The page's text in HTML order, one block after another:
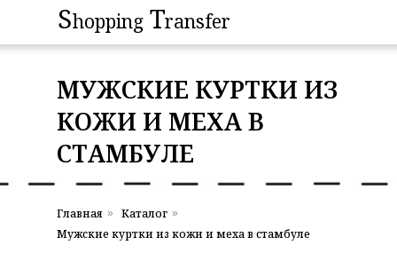
hopping T
S ransfer
МУЖСКИЕ КУРТКИ ИЗ
КОЖИ И МЕХА В
СТАМБУЛЕ
hopping T
S ransfer
Главная » Каталог »
Мужские куртки из кожи и меха в стамбуле